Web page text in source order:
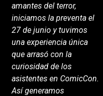
amantes del terror,
iniciamos la preventa el
27 de junio y tuvimos
una experiencia única
que arrasó con la
curiosidad de los
asistentes en ComicCon.
Así generamos